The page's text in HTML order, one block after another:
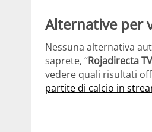
Alternative per
Nessuna alternativa
saprete, “Rojadirecta TV
vedere quali risultati
partite di calcio in